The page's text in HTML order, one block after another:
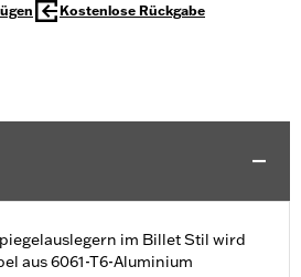
Kostenlose Rückgabe
im Billet Stil wird
aus 6061-T6-Aluminium